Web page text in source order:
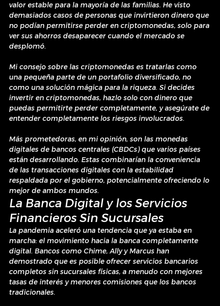
valor estable para la mayoría de las familias. He visto
demasiados casos de personas que invirtieron dinero que
no podían permitirse perder en criptomonedas, solo para
ver sus ahorros desaparecer cuando el mercado se
desplomó.
Mi consejo sobre las criptomonedas es tratarlas como
una pequeña parte de un portafolio diversificado, no
como una solución mágica para la riqueza. Si decides
invertir en criptomonedas, hazlo solo con dinero que
puedas permitirte perder completamente, y asegúrate de
entender completamente los riesgos involucrados.
Más prometedoras, en mi opinión, son las monedas
digitales de bancos centrales (CBDCs) que varios países
están desarrollando. Estas combinarían la conveniencia
de las transacciones digitales con la estabilidad
respaldada por el gobierno, potencialmente ofreciendo lo
mejor de ambos mundos.
La Banca Digital y los Servicios
Financieros Sin Sucursales
La pandemia aceleró una tendencia que ya estaba en
marcha: el movimiento hacia la banca completamente
digital. Bancos como Chime, Ally y Marcus han
demostrado que es posible ofrecer servicios bancarios
completos sin sucursales físicas, a menudo con mejores
tasas de interés y menores comisiones que los bancos
tradicionales.